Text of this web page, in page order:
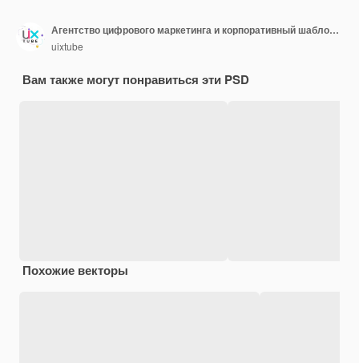
Агентство цифрового маркетинга и корпоративный шаблон обложки facebook
uixtube
Вам также могут понравиться эти PSD
Похожие векторы